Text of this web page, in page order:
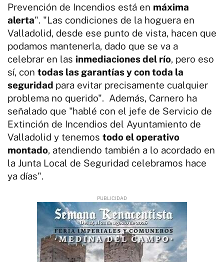
Prevención de Incendios está en máxima
alerta". "Las condiciones de la hoguera en
Valladolid, desde ese punto de vista, hacen que
podamos mantenerla, dado que se va a
celebrar en las inmediaciones del río, pero eso
sí, con todas las garantías y con toda la
seguridad para evitar precisamente cualquier
problema no querido". Además, Carnero ha
señalado que "hablé con el jefe de Servicio de
Extinción de Incendios del Ayuntamiento de
Valladolid y tenemos todo el operativo
montado, atendiendo también a lo acordado en
la Junta Local de Seguridad celebramos hace
ya días".